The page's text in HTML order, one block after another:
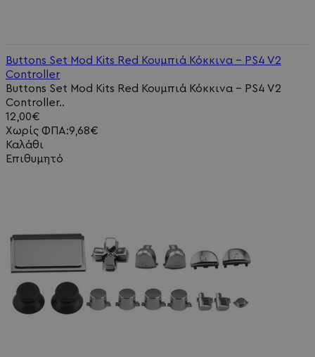
Buttons Set Mod Kits Red Κουμπιά Κόκκινα - PS4 V2
Controller
Buttons Set Mod Kits Red Κουμπιά Κόκκινα - PS4 V2
Controller..
12,00€
Χωρίς ΦΠΑ:9,68€
Καλάθι
Επιθυμητό